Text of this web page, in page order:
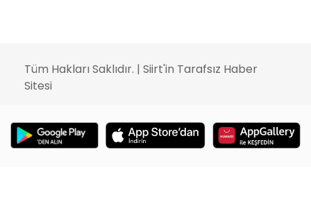
Tüm Hakları Saklıdır. | Siirt'in Tarafsız Haber
Sitesi